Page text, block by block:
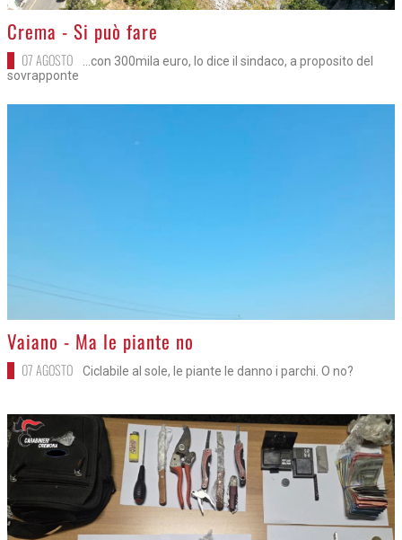
>
Crema - Si può fare
07 AGOSTO
...con 300mila euro, lo dice il sindaco, a proposito del
sovrapponte
>
Vaiano - Ma le piante no
07 AGOSTO Ciclabile al sole, le piante le danno i parchi. O no?